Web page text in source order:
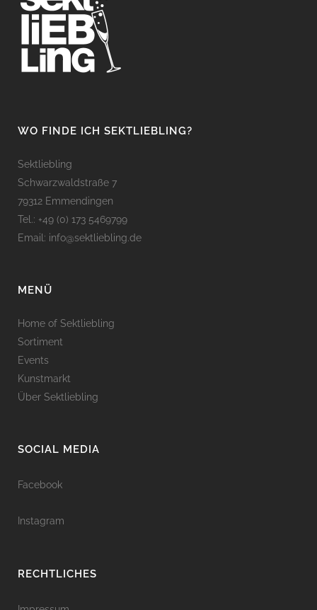
WO FINDE ICH SEKTLIEBLING?
Sektliebling
Schwarzwaldstraße 7
79312 Emmendingen
Tel.: +49 (0) 173 5469799
Email: info@sektliebling.de
MENÜ
Home of Sektliebling
Sortiment
Events
Kunstmarkt
Über Sektliebling
SOCIAL MEDIA
Facebook
Instagram
RECHTLICHES